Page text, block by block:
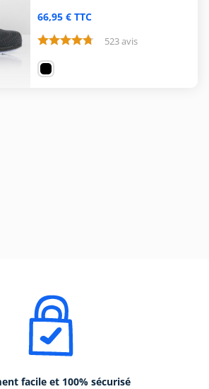
66,95 € TTC
523 avis
facile et 100% sécurisé